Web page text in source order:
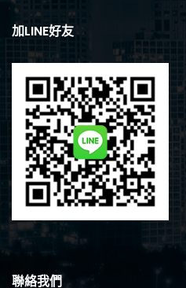
加LINE好友
聯絡我們